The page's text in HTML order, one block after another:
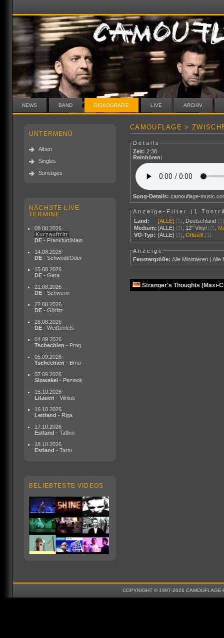
NEWS BAND DISKOGRAFIE LIVE ARCHIV
UNTERMENÜ
Alben
Singles
Sonstiges
NÄCHSTE LIVE
TERMINE
08.08.2026
Kurzauftritt
DE - Frankfurt/Main
14.08.2026
DE - Schwedt/Oder
15.08.2026
DE - Gera
21.08.2026
DE - Schwerin
22.08.2026
DE - Görlitz
28.08.2026
DE - Weißenfels
04.09.2026
Tschechien - Prag
05.09.2026
Tschechien - Brno
07.09.2026
Slowakei - Pezinok
15.10.2026
Litauen - Vilnius
16.10.2026
Lettland - Riga
17.10.2026
Estland - Tallinn
18.10.2026
Estland - Tartu
BELIEBTESTE VIDEOS
CAMOUFLAGE >
Details
Zeit: 2:38
Reinhören:
Song-Details: camouflage-
Anzeige-Filter ( 1
Land:
[ALLE] (1) Deutschland
Medium: [ALLE] (3) 12" Vinyl (2)
VÖ-Typ: [ALLE] (1) ,Offiziell (1)
Anzeige
Fenstergröße: Alle Minimieren |Alle
Stranger's Thoughts (Maxi-
COPYRIGHT © 1997-2026 CAMOUFLAGE-